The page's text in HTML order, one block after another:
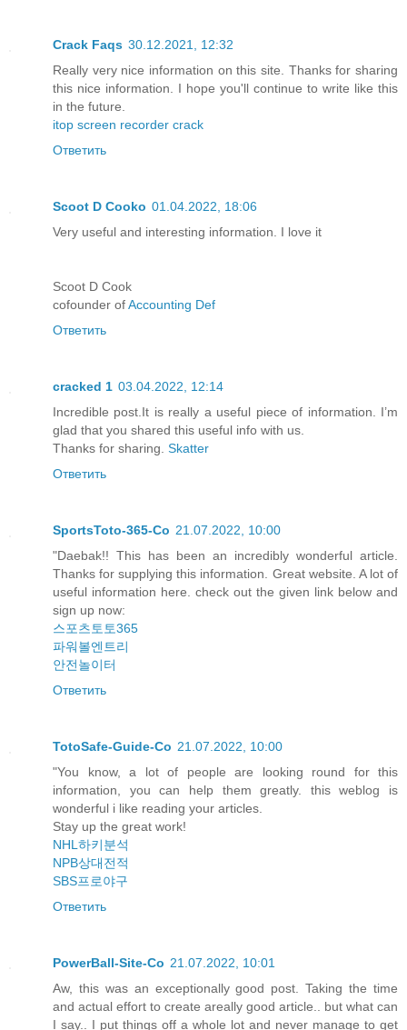
Crack Faqs 30.12.2021, 12:32
Really very nice information on this site. Thanks for sharing
this nice information. I hope you'll continue to write like this
in the future.
itop screen recorder crack
Ответить
Scoot D Cooko 01.04.2022, 18:06
Very useful and interesting information. I love it
Scoot D Cook
cofounder ofAccounting Def
Ответить
cracked 1 03.04.2022, 12:14
Incredible post.It is really a useful piece of information. I’m
glad that you shared this useful info with us.
Thanks for sharing. Skatter
Ответить
SportsToto-365-Co 21.07.2022, 10:00
"Daebak!! This has been an incredibly wonderful article.
Thanks for supplying this information. Great website. A lot of
useful information here. check out the given link below and
sign up now:
스포츠토토365
파워볼엔트리
안전놀이터
Ответить
TotoSafe-Guide-Co 21.07.2022, 10:00
"You know, a lot of people are looking round for this
information, you can help them greatly. this weblog is
wonderful i like reading your articles.
Stay up the great work!
NHL하키분석
NPB상대전적
SBS프로야구
Ответить
PowerBall-Site-Co 21.07.2022, 10:01
Aw, this was an exceptionally good post. Taking the time
and actual effort to create areally good article.. but what can
I say.. I put things off a whole lot and never manage to get